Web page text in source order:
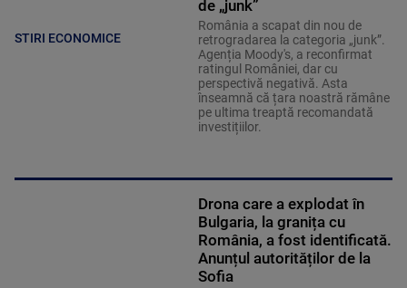
STIRI ECONOMICE
de „junk”
România a scapat din nou de
retrogradarea la categoria „junk”.
Agenția Moody's, a reconfirmat
ratingul României, dar cu
perspectivă negativă. Asta
înseamnă că țara noastră rămâne
pe ultima treaptă recomandată
investițiilor.
Drona care a explodat în
Bulgaria, la granița cu
România, a fost identificată.
Anunțul autorităților de la
Sofia